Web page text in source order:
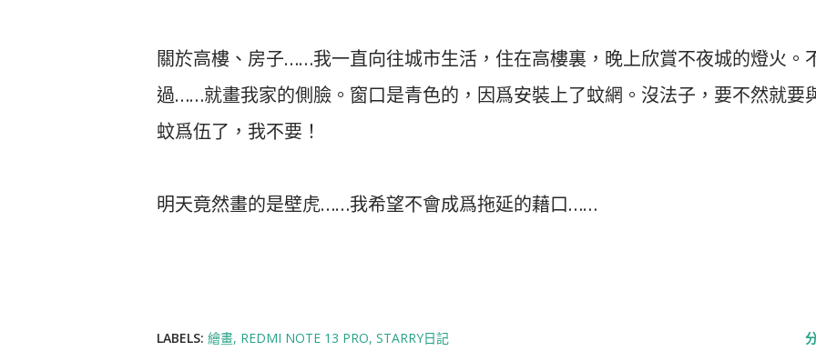
關於高樓、房子……我一直向往城市生活，住在高樓裏，晚上欣賞不夜城的燈火。
過……就畫我家的側臉。窗口是青色的，因爲安裝上了蚊網。沒法子，要不然就要
蚊爲伍了，我不要！
明天竟然畫的是壁虎……我希望不會成爲拖延的藉口……
LABELS: 繪畫 REDMI NOTE 13 PRO STARRY日記